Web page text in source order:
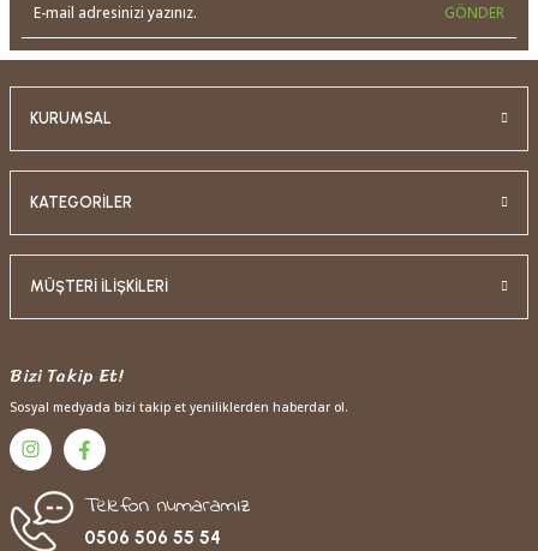
GÖNDER
KURUMSAL
KATEGORİLER
MÜŞTERİ İLİŞKİLERİ
Bizi Takip Et!
Sosyal medyada bizi takip et yeniliklerden haberdar ol.
Telefon numaramız
0506 506 55 54